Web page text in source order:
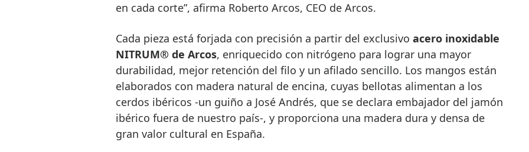
en cada corte”, afirma Roberto Arcos, CEO de Arcos.
Cada pieza está forjada con precisión a partir del exclusivo acero inoxidable
NITRUM® de Arcos, enriquecido con nitrógeno para lograr una mayor
durabilidad, mejor retención del filo y un afilado sencillo. Los mangos están
elaborados con madera natural de encina, cuyas bellotas alimentan a los
cerdos ibéricos -un guiño a José Andrés, que se declara embajador del jamón
ibérico fuera de nuestro país-, y proporciona una madera dura y densa de
gran valor cultural en España.